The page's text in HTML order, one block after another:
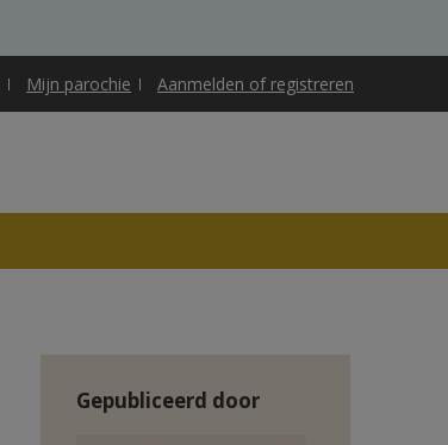
Mijn parochie Aanmelden of registreren
Gepubliceerd door